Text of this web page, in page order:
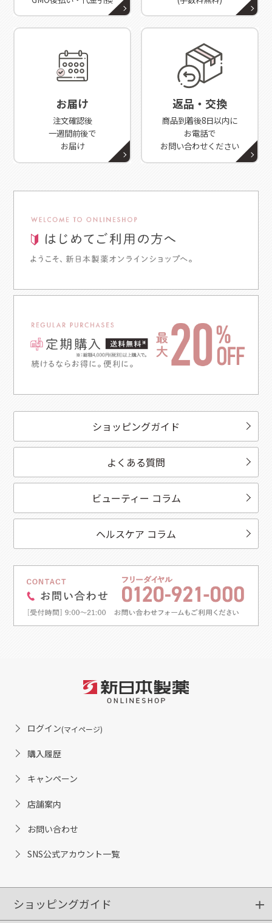
お届け
注文確認後
一週間前後で
お届け
返品・交換
商品到着後8日以内に
お電話で
お問い合わせください
ショッピングガイド
よくある質問
ビューティー コラム
ヘルスケア コラム
ログイン(マイページ)
購入履歴
キャンペーン
店舗案内
お問い合わせ
SNS公式アカウント一覧
ショッピングガイド